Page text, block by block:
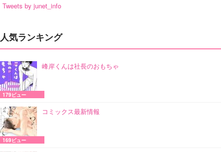
Tweets by junet_info
人気ランキング
峰岸くんは社長のおもちゃ
179ビュー
コミックス最新情報
169ビュー